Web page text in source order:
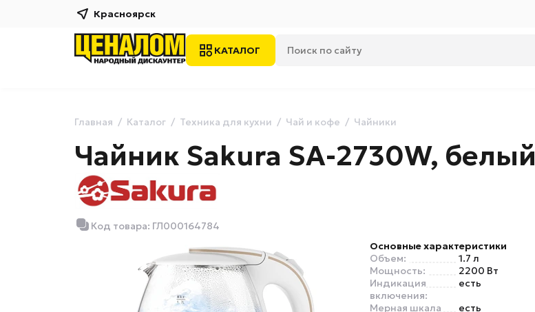
Красноярск
КАТАЛОГ
Главная Каталог Техника для кухни Чай и кофе Чайники
Чайник Sakura SA-2730W, белый
Код товара: ГЛ000164784
Основные характеристики
Объем:
1.7 л
Мощность:
2200 Вт
Индикация
включения:
есть
Мерная шкала
есть